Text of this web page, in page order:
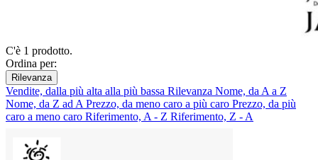
C'è 1 prodotto.
Ordina per:
Rilevanza
Vendite, dalla più alta alla più bassa Rilevanza Nome, da A a Z
Nome, da Z ad A Prezzo, da meno caro a più caro Prezzo, da più
caro a meno caro Riferimento, A - Z Riferimento, Z - A